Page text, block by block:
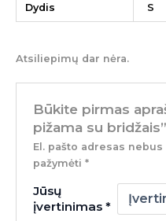
Dydis S
Atsiliepimų dar nėra.
Būkite pirmas
pižama su bridžais”
El. pašto adresas
pažymėti*
Jūsų
įvertinimas*